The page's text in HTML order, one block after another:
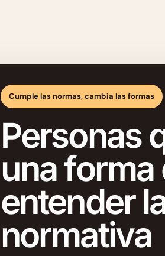
Cumple las normas, cambia las formas
Personas
una forma
entender
normativa